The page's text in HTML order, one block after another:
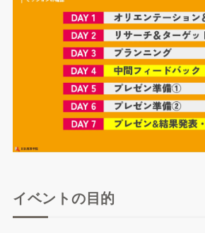
イベントの目的